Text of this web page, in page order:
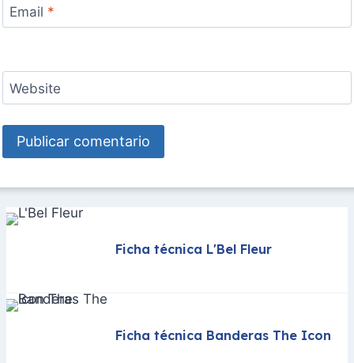
Email *
Website
Ficha técnica L'Bel Fleur
Ficha técnica Banderas The Icon